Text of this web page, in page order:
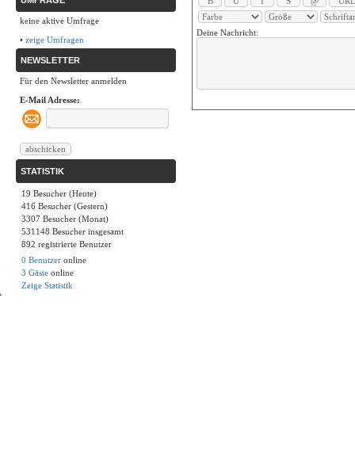
keine aktive Umfrage
• zeige Umfragen
NEWSLETTER
Für den Newsletter anmelden
E-Mail Adresse:
STATISTIK
19 Besucher (Heute)
416 Besucher (Gestern)
3307 Besucher (Monat)
531148 Besucher insgesamt
892 registrierte Benutzer
0 Benutzer online
3 Gäste online
Zeige Statistik
Deine Nachricht: